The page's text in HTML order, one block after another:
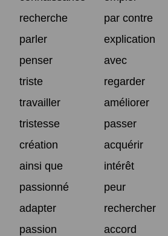
recherche
par contre
parler
explication
penser
avec
triste
regarder
travailler
améliorer
tristesse
passer
création
acquérir
ainsi que
intérêt
passionné
peur
adapter
rechercher
passion
accord